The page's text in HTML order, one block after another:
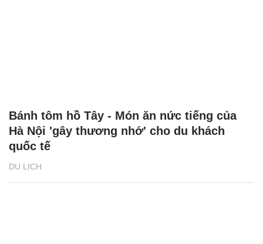
DU LỊCH
Bánh tôm hồ Tây - Món ăn nức tiếng của
Hà Nội 'gây thương nhớ' cho du khách
quốc tế